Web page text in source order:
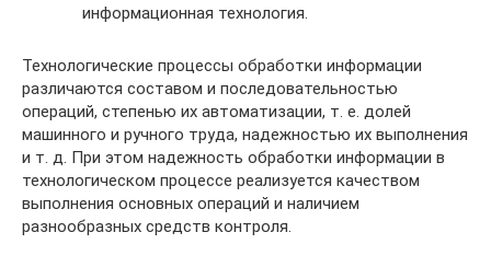
информационная технология.
Технологические процессы обработки информации
различаются составом и последовательностью
операций, степенью их автоматизации, т. е. долей
машинного и ручного труда, надежностью их выполнения
и т. д. При этом надежность обработки информации в
технологическом процессе реализуется качеством
выполнения основных операций и наличием
разнообразных средств контроля.